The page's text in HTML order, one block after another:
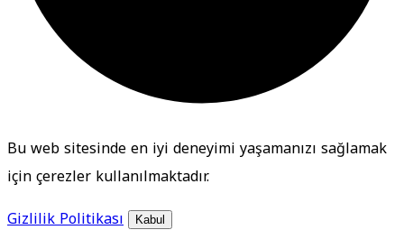
Bu web sitesinde en iyi deneyimi yaşamanızı sağlamak
için çerezler kullanılmaktadır.
Gizlilik Politikası
Kabul